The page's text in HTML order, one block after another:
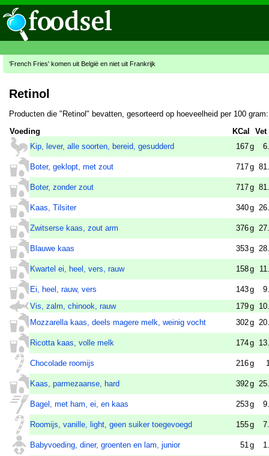
'French Fries' komen uit België en niet uit Frankrijk
Retinol
Producten die "Retinol" bevatten, gesorteerd op hoeveelheid per 100 gram:
Voeding
KCal
Vet
Kip, lever, alle soorten, bereid, gesudderd
167g
Boter, geklopt, met zout 717g
Boter, zonder zout 717g
Kaas, Tilsiter 340g
Zwitserse kaas, zout arm 376g
Blauwe kaas 353g
Kwartel ei, heel, vers, rauw 158g
Ei, heel, rauw, vers 143g
Vis, zalm, chinook, rauw
179g
Mozzarella kaas, deels magere melk, weinig vocht
302g
Ricotta kaas, volle melk 174g
Chocolade roomijs 216g
Kaas, parmezaanse, hard 392g
Bagel, met ham, ei, en kaas 253g
Roomijs, vanille, light, geen suiker toegevoegd 155g
Babyvoeding, diner, groenten en lam, junior 51 g